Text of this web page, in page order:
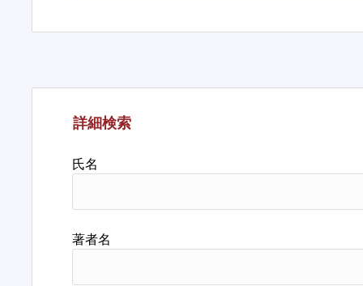
詳細検索
氏名
著者名